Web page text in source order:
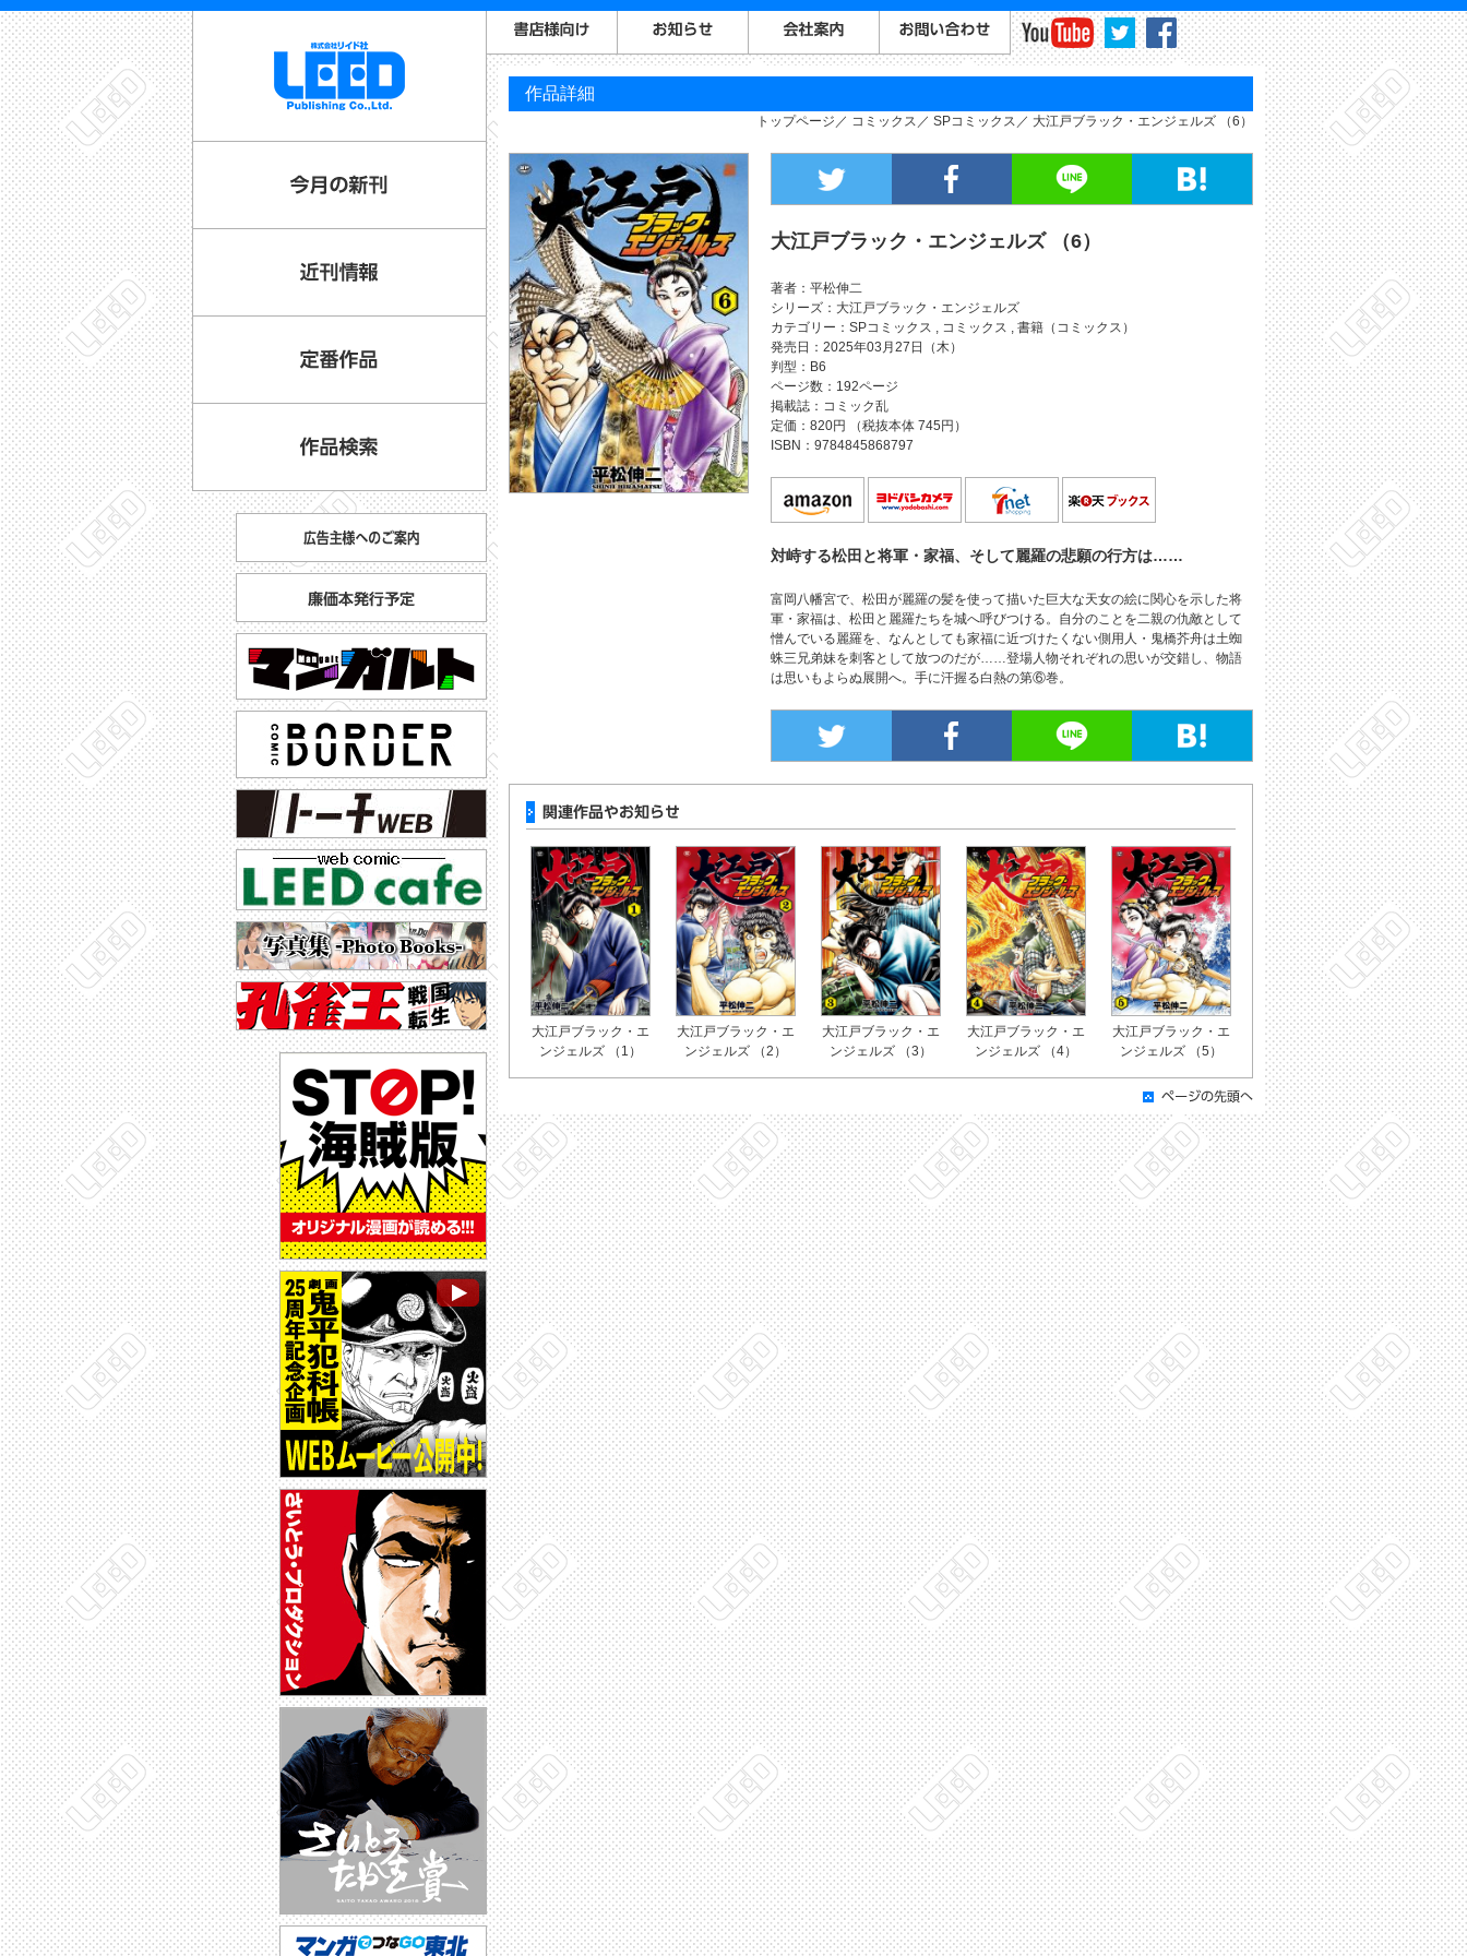
作品詳細
トップページ コミックス SPコミックス 大江戸ブラック・エンジェルズ （6）
大江戸ブラック・エンジェルズ （6）
著者
平松伸二
シリーズ
大江戸ブラック・エンジェルズ
カテゴリー
SPコミックス , コミックス , 書籍（コミックス）
発売日
2025年03月27日（木）
判型
B6
ページ数
192ページ
掲載誌
コミック乱
定価
820円 （税抜本体 745円）
ISBN
9784845868797
対峙する松田と将軍・家福、そして麗羅の悲願の行方は……
富岡八幡宮で、松田が麗羅の髪を使って描いた巨大な天女の絵に関心を示した将
軍・家福は、松田と麗羅たちを城へ呼びつける。自分のことを二親の仇敵として
憎んでいる麗羅を、なんとしても家福に近づけたくない側用人・鬼橋芥舟は土蜘
蛛三兄弟妹を刺客として放つのだが……登場人物それぞれの思いが交錯し、物語
は思いもよらぬ展開へ。手に汗握る白熱の第⑥巻。
大江戸ブラック・エ
ンジェルズ （1）
大江戸ブラック・エ
ンジェルズ （2）
大江戸ブラック・エ
ンジェルズ （3）
大江戸ブラック・エ
ンジェルズ （4）
大江戸ブラック・エ
ンジェルズ （5）